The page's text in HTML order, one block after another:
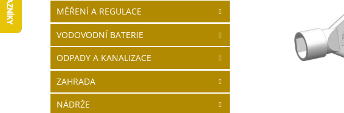
p
n
l
MĚŘENÍ A REGULACE
VODOVODNÍ BATERIE
ODPADY A KANALIZACE
ZAHRADA
NÁDRŽE
hvězdiček.